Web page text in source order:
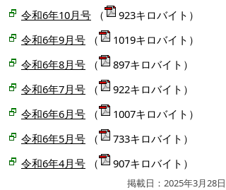
令和6年10月号 （
923キロバイト）
令和6年9月号 （
1019キロバイト）
令和6年8月号 （
897キロバイト）
令和6年7月号 （
922キロバイト）
令和6年6月号 （
1007キロバイト）
令和6年5月号 （
733キロバイト）
令和6年4月号 （ 907キロバイト）
掲載日：2025年3月28日